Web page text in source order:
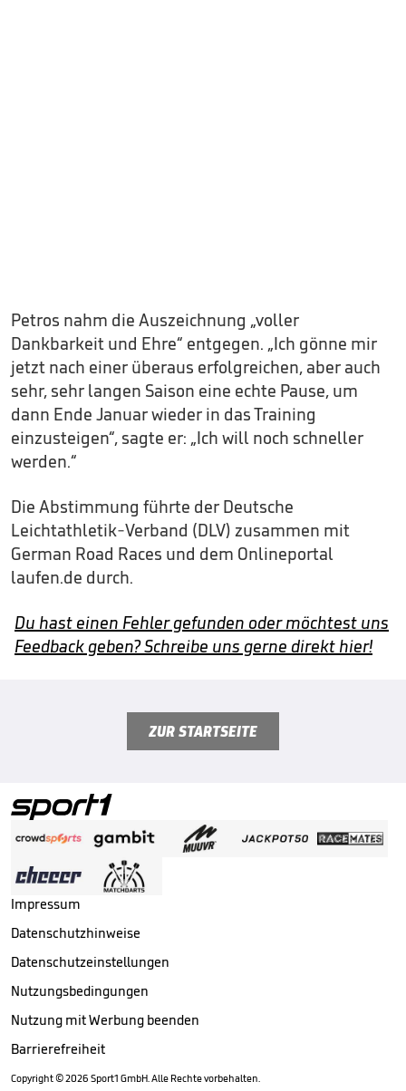
Petros nahm die Auszeichnung „voller
Dankbarkeit und Ehre“ entgegen. „Ich gönne mir
jetzt nach einer überaus erfolgreichen, aber auch
sehr, sehr langen Saison eine echte Pause, um
dann Ende Januar wieder in das Training
einzusteigen“, sagte er: „Ich will noch schneller
werden.“
Die Abstimmung führte der Deutsche
Leichtathletik-Verband (DLV) zusammen mit
German Road Races und dem Onlineportal
laufen.de durch.
Du hast einen Fehler gefunden oder möchtest uns
Feedback geben? Schreibe uns gerne direkt hier!
ZUR STARTSEITE
Impressum
Datenschutzhinweise
Datenschutzeinstellungen
Nutzungsbedingungen
Nutzung mit Werbung beenden
Barrierefreiheit
Copyright ©2026 Sport1 GmbH. Alle Rechte vorbehalten.